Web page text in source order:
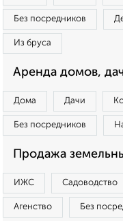
Без посредников
Из бруса
Аренда домов,
Дома Дачи
Без посредников
Продажа
ИЖС Садоводство
Агенство Без